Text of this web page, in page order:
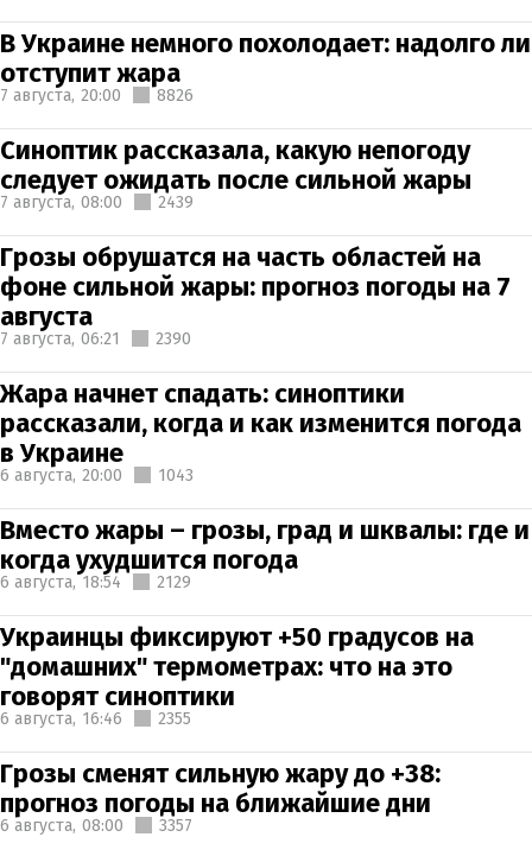
В Украине немного похолодает: надолго ли
отступит жара
7 августа, 20:00 8826
Синоптик рассказала, какую непогоду
следует ожидать после сильной жары
7 августа, 08:00 2439
Грозы обрушатся на часть областей на
фоне сильной жары: прогноз погоды на 7
августа
7 августа, 06:21 2390
Жара начнет спадать: синоптики
рассказали, когда и как изменится погода
в Украине
6 августа, 20:00 1043
Вместо жары – грозы, град и шквалы: где и
когда ухудшится погода
6 августа, 18:54 2129
Украинцы фиксируют +50 градусов на
"домашних" термометрах: что на это
говорят синоптики
6 августа, 16:46 2355
Грозы сменят сильную жару до +38:
прогноз погоды на ближайшие дни
6 августа, 08:00 3357